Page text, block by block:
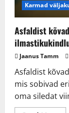
Karmad
Asfaldist
Jaanus Tamm
Asfaldist
mis sobivad
oma siledat